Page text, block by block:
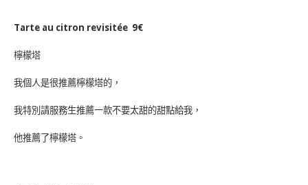
Tarte au citron revisitée 9€
檸檬塔
我個人是很推薦檸檬塔的，
我特別請服務生推薦一款不要太甜的甜點給我，
他推薦了檸檬塔。